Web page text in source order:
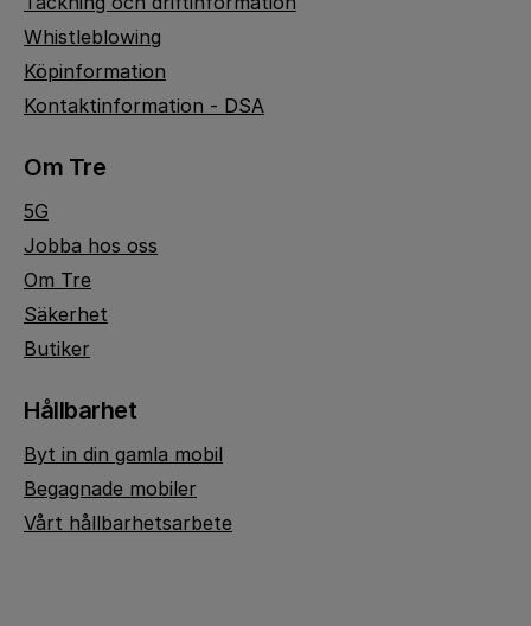
Whistleblowing
Köpinformation
Kontaktinformation - DSA
Om Tre
5G
Jobba hos oss
Om Tre
Säkerhet
Butiker
Hållbarhet
Byt in din gamla mobil
Begagnade mobiler
Vårt hållbarhetsarbete